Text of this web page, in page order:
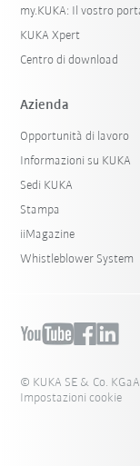
my.KUKA: Il vostro
KUKA Xpert
Centro di download
Azienda
Opportunità di lavoro
Informazioni su KUKA
Sedi KUKA
Stampa
iiMagazine
Whistleblower System
© KUKA SE & Co.
Impostazioni cookie